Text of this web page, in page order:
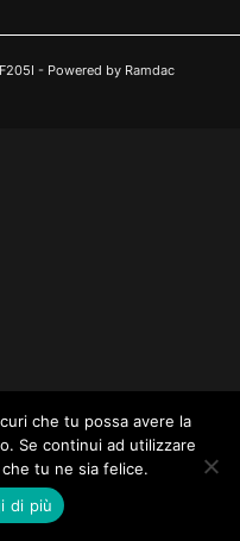
- Powered by Ramdac
che tu possa avere la
Se continui ad utilizzare
tu ne sia felice.
di più